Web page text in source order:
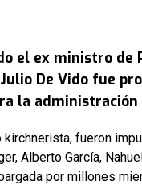
el ex ministro de
De Vido fue
la administración
fueron
Alberto García,
por millones